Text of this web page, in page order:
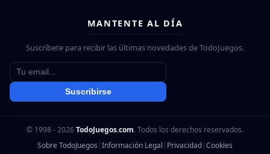
MANTENTE AL DÍA
Suscríbete para recibir las últimas novedades de TodoJuegos.
Suscribirse
© 1998 - 2026TodoJuegos.com. Todos los derechos reservados.
Sobre TodoJuegos |Información Legal | Privacidad|Cookies